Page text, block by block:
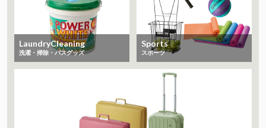
LaundryCleaning
洗濯・掃除・バスグッズ
Sports
スポーツ